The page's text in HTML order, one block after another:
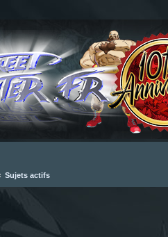
Sujets actifs